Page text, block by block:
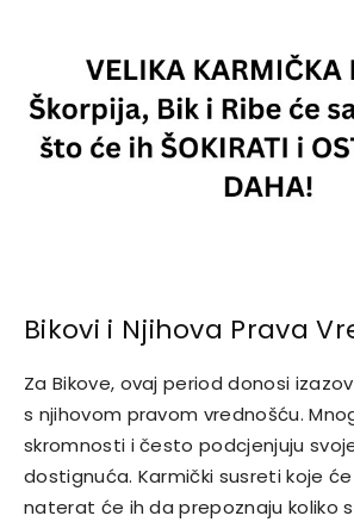
Bikovi i Njihova Prava
Za Bikove, ovaj period donosi
s njihovom pravom vrednošću.
skromnosti i često podcjenjuju
dostignuća. Karmički susreti koje
naterat će ih da prepoznaju koliko